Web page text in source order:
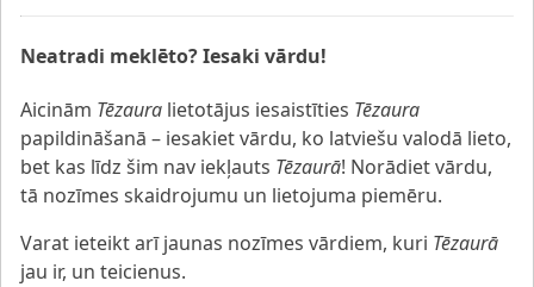
Neatradi meklēto? Iesaki vārdu!
Aicinām Tēzaura lietotājus iesaistīties Tēzaura
papildināšanā – iesakiet vārdu, ko latviešu valodā lieto,
bet kas līdz šim nav iekļauts Tēzaurā! Norādiet vārdu,
tā nozīmes skaidrojumu un lietojuma piemēru.
Varat ieteikt arī jaunas nozīmes vārdiem, kuri Tēzaurā
jau ir, un teicienus.